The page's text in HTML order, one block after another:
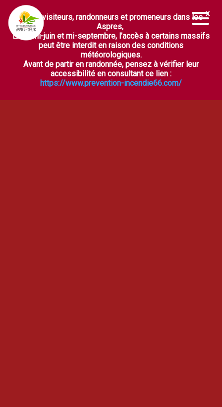
Ouvrir la barre d’outils
Chers visiteurs, randonneurs et promeneurs dans les
Aspres,
Entre mi-juin et mi-septembre, l’accès à certains massifs
peut être interdit en raison des conditions
météorologiques.
Avant de partir en randonnée, pensez à vérifier leur
accessibilité en consultant ce lien :
https://www.prevention-incendie66.com/